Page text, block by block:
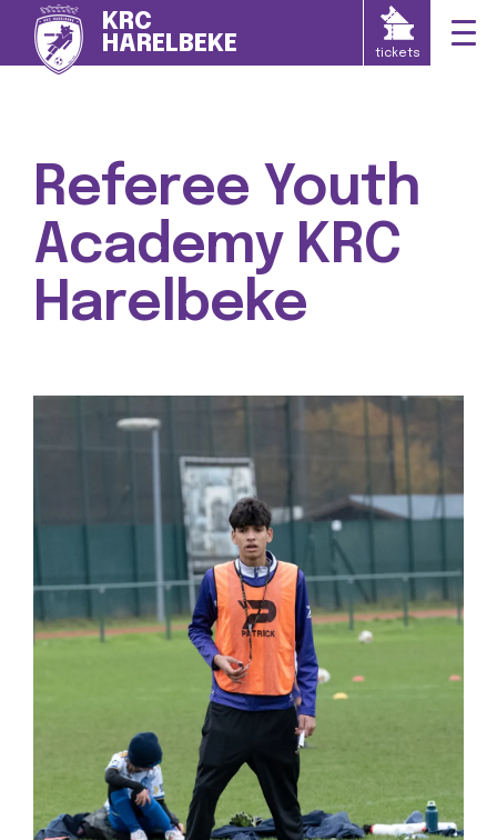
KRC
HARELBEKE
tickets
Referee Youth
Academy KRC
Harelbeke